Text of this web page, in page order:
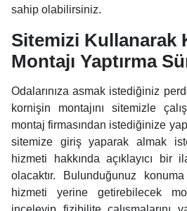
sahip olabilirsiniz.
Sitemizi Kullanarak
Montajı Yaptırma
Odalarınıza asmak istediğiniz
kornişin montajını sitemizle
montaj firmasından istediğinize
sitemize giriş yaparak almak
hizmeti hakkında açıklayıcı bir
olacaktır. Bulunduğunuz
hizmeti yerine getirebilecek